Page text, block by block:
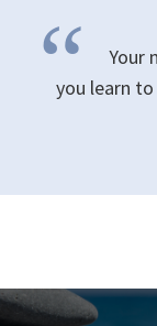
“
Your
you learn